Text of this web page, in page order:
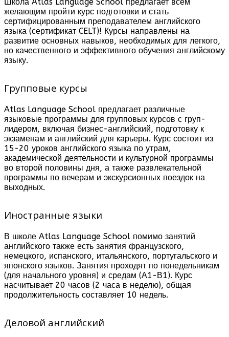
Школа Atlas Language School предлагает всем
желающим пройти курс подготовки и стать
сертифицированным преподавателем английского
языка (сертификат CELT)! Курсы направлены на
развитие основных навыков, необходимых для легкого,
но качественного и эффективного обучения английскому
языку.
Групповые курсы
Atlas Language School предлагает различные
языковые программы для групповых курсов с груп-
лидером, включая бизнес-английский, подготовку к
экзаменам и английский для карьеры. Курс состоит из
15-20 уроков английского языка по утрам,
академической деятельности и культурной программы
во второй половины дня, а также развлекательной
программы по вечерам и экскурсионных поездок на
выходных.
Иностранные языки
В школе Atlas Language School помимо занятий
английского также есть занятия французского,
немецкого, испанского, итальянского, португальского и
японского языков. Занятия проходят по понедельникам
(для начального уровня) и средам (А1-В1). Курс
насчитывает 20 часов (2 часа в неделю), общая
продолжительность составляет 10 недель.
Деловой английский